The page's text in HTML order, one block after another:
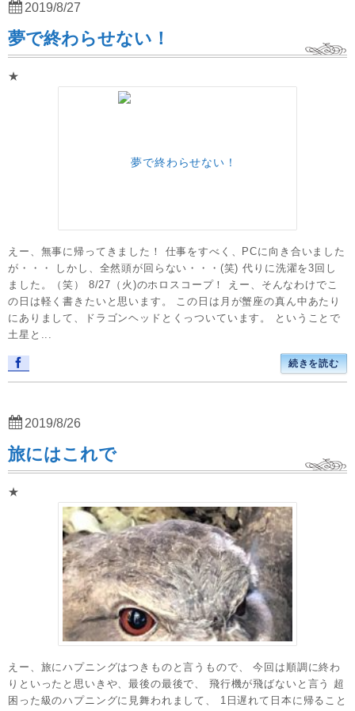
夢で終わらせない！
★
えー、無事に帰ってきました！ 仕事をすべく、PCに向き合いました
が・・・ しかし、全然頭が回らない・・・(笑) 代りに洗濯を3回し
ました。（笑） 8/27（火)のホロスコープ！ えー、そんなわけでこ
の日は軽く書きたいと思います。 この日は月が蟹座の真ん中あたり
にありまして、ドラゴンヘッドとくっついています。 ということで
土星と...
続きを読む
2019/8/27
旅にはこれで
★
えー、旅にハプニングはつきものと言うもので、 今回は順調に終わ
りといったと思いきや、最後の最後で、 飛行機が飛ばないと言う 超
困った級のハプニングに見舞われまして、 1日遅れて日本に帰ること
2019/8/26